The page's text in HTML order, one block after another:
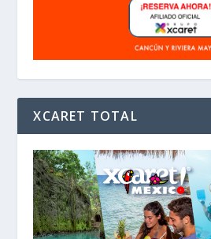
XCARET TOTAL